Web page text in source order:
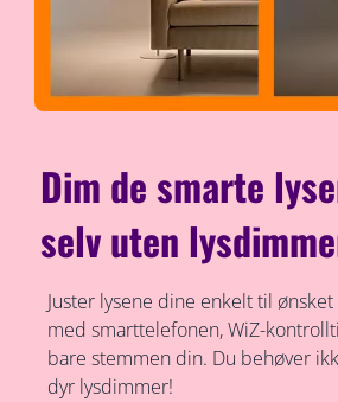
Dim de smarte
selv uten
Juster lysene dine enkelt til ønsket
med smarttelefonen, WiZ-
bare stemmen din. Du behøver
dyr lysdimmer!